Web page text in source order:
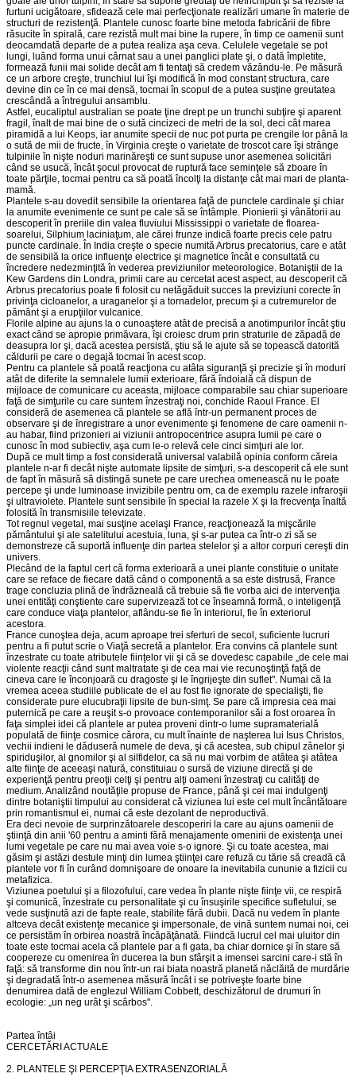
furtuni ucigătoare, sfidează cele mai perfecţionate realizări umane în materie de
structuri de rezistenţă. Plantele cunosc foarte bine metoda fabricării de fibre
răsucite în spirală, care rezistă mult mai bine la rupere, în timp ce oamenii sunt
deocamdată departe de a putea realiza aşa ceva. Celulele vegetale se pot
lungi, luând forma unui cârnat sau a unei panglici plate şi, o dată împletite,
formează funii mai solide decât am fi tentaţi să credem văzându-le. Pe măsură
ce un arbore creşte, trunchiul lui îşi modifică în mod constant structura, care
devine din ce în ce mai densă, tocmai în scopul de a putea susţine greutatea
crescândă a întregului ansamblu.
Astfel, eucaliptul australian se poate ţine drept pe un trunchi subţi­re şi aparent
fragil, înalt de mai bine de o sută cincizeci de metri de la sol, deci cât marea
piramidă a lui Keops, iar anumite specii de nuc pot purta pe crengile lor până la
o sută de mii de fructe, în Virginia creşte o varietate de troscot care îşi strânge
tulpinile în nişte noduri marinăreşti ce sunt supuse unor asemenea solicitări
când se usucă, încât şocul pro­vocat de ruptură face seminţele să zboare în
toate părţile, tocmai pentru ca să poată încolţi la distanţe cât mai mari de planta-
mamă.
Plantele s-au dovedit sensibile la orientarea faţă de punctele cardi­na­le şi chiar
la anumite evenimente ce sunt pe cale să se întâmple. Pio­nierii şi vânătorii au
descoperit în preriile din valea fluviului Mississippi o varietate de floarea-
soarelui, Silphium laciniaţum, ale cărei frunze indică foarte precis cele patru
puncte cardinale. În India creşte o specie numită Arbrus precatorius, care e atât
de sensibilă la orice influenţe electrice şi magnetice încât e consultată cu
încredere nedezminţită în vederea pre­vizi­unilor meteorologice. Botaniştii de la
Kew Gardens din Londra, primii care au cercetat acest aspect, au descoperit că
Arbrus precatorius poate fi folosit cu netăgăduit succes la previziuni corecte în
privinţa cicloanelor, a uraganelor şi a tornadelor, precum şi a cutremurelor de
pământ şi a erupţiilor vulcanice.
Florile alpine au ajuns la o cunoaştere atât de precisă a anotimpu­rilor încât ştiu
exact când se apropie primăvara, îşi croiesc drum prin straturile de zăpadă de
deasupra lor şi, dacă acestea persistă, ştiu să le ajute să se topească datorită
căldurii pe care o degajă tocmai în acest scop.
Pentru ca plantele să poată reacţiona cu atâta siguranţă şi precizie şi în moduri
atât de diferite la semnalele lumii exterioare, fără îndoială că dispun de
mijloace de comunicare cu aceasta, mijloace comparabile sau chiar superioare
faţă de simţurile cu care suntem înzestraţi noi, conchide Raoul France. El
consideră de asemenea că plantele se află într-un per­manent proces de
observare şi de înregistrare a unor evenimente şi feno­mene de care oamenii n-
au habar, fiind prizonieri ai viziunii antropocen­trice asupra lumii pe care o
cunosc în mod subiectiv, aşa cum le-o relevă cele cinci simţuri ale lor.
După ce mult timp a fost considerată universal valabilă opinia con­form căreia
plantele n-ar fi decât nişte automate lipsite de simţuri, s-a descoperit că ele sunt
de fapt în măsură să distingă sunete pe care ure­chea omenească nu le poate
percepe şi unde luminoase invizibile pentru om, ca de exemplu razele infraroşii
şi ultraviolete. Plantele sunt sensibile în special la razele X şi la frecvenţa înaltă
folosită în transmisiile televi­zate.
Tot regnul vegetal, mai susţine acelaşi France, reacţionează la miş­că­rile
pământului şi ale satelitului acestuia, luna, şi s-ar putea ca într-o zi să se
demonstreze că suportă influenţe din partea stelelor şi a altor corpuri cereşti din
univers.
Plecând de la faptul cert că forma exterioară a unei plante constituie o unitate
care se reface de fiecare dată când o componentă a sa este distrusă, France
trage concluzia plină de îndrăzneală că trebuie să fie vorba aici de intervenţia
unei entităţi conştiente care supervizează tot ce înseamnă formă, o inteligenţă
care conduce viaţa plantelor, aflându-se fie în interiorul, fie în exteriorul
acestora.
France cunoştea deja, acum aproape trei sferturi de secol, suficiente lucruri
pentru a fi putut scrie o Viaţă secretă a plantelor. Era convins că plantele sunt
înzestrate cu toate atributele fiinţelor vii şi că se dovedesc capabile „de cele mai
violente reacţii când sunt maltratate şi de cea mai vie recunoştinţă faţă de
cineva care le înconjoară cu dragoste şi le îngrijeşte din suflet". Numai că la
vremea aceea studiile publicate de el au fost fie ignorate de specialişti, fie
considerate pure elucubraţii lipsite de bun-simţ. Se pare că impresia cea mai
puternică pe care a reuşit s-o provoace contemporanilor săi a fost oroarea în
faţa simplei idei că plantele ar putea proveni dintr-o lume supramaterială
populată de fiinţe cosmice cărora, cu mult înainte de naşterea lui Isus Christos,
vechii indieni le dăduseră numele de deva, şi că acestea, sub chipul zânelor şi
spiriduşilor, al gnomilor şi al silfidelor, ca să nu mai vorbim de atâtea şi atâtea
alte fiinţe de aceeaşi natură, constituiau o sursă de viziune directă şi de
experienţă pentru preoţii celţi şi pentru alţi oameni înzestraţi cu calităţi de
medium. Analizând noutăţile propuse de France, până şi cei mai indulgenţi
dintre botaniştii timpului au considerat că viziunea lui este cel mult încântătoare
prin romantismul ei, numai că este dezolant de neproductivă.
Era deci nevoie de surprinzătoarele descoperiri la care au ajuns oamenii de
ştiinţă din anii '60 pentru a aminti fără menajamente omenirii de existenţa unei
lumi vegetale pe care nu mai avea voie s-o ignore. Şi cu toate acestea, mai
găsim şi astăzi destule minţi din lumea ştiinţei care refuză cu tărie să creadă că
plantele vor fi în curând domnişoare de onoare la inevitabila cununie a fizicii cu
metafizica.
Viziunea poetului şi a filozofului, care vedea în plante nişte fiinţe vii, ce respiră
şi comunică, înzestrate cu personalitate şi cu însuşirile specifice sufletului, se
vede susţinută azi de fapte reale, stabilite fără dubii. Dacă nu vedem în plante
altceva decât existenţe mecanice şi impersonale, de vină suntem numai noi, cei
ce persistăm în orbirea noastră încăpăţânată. Fiindcă lucrul cel mai uluitor din
toate este tocmai acela că plantele par a fi gata, ba chiar dornice şi în stare să
coopereze cu omenirea în ducerea la bun sfârşit a imensei sarcini care-i stă în
faţă: să transforme din nou într-un rai biata noastră planetă năclăită de murdărie
şi degradată într-o asemenea măsură încât i se potriveşte foarte bine
denumirea dată de englezul William Cobbett, deschizătorul de drumuri în
ecologie: „un neg urât şi scârbos".
Partea întâi
CERCETĂRI ACTUALE
2. PLANTELE Şl PERCEPŢIA EXTRASENZORIALĂ